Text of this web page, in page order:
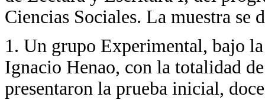
Ciencias Sociales. La muestra se
1. Un grupo Experimental, bajo
Ignacio Henao, con la totalidad
presentaron la prueba inicial,